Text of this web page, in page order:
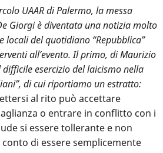
UAAR di Palermo, la messa
Giorgi è diventata una notizia molto
locali del quotidiano “Repubblica”
all’evento. Il primo, di Maurizio
esercizio del laicismo nella
di cui riportiamo un estratto:
al rito può accettare
o entrare in conflitto con i
si essere tollerante e non
di essere semplicemente